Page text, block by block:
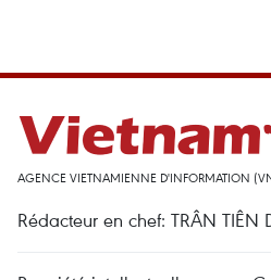
AGENCE VIETNAMIENNE D'INFORMATION
Rédacteur en chef: TRÂN TIÊN